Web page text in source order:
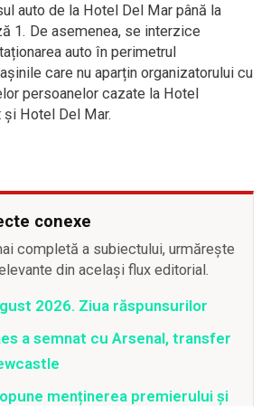
auto de la Hotel Del Mar până la
1. De asemenea, se interzice
auto în perimetrul
care nu aparțin organizatorului cu
persoanelor cazate la Hotel
Hotel Del Mar.
conexe
completă a subiectului, urmărește
din același flux editorial.
2026. Ziua răspunsurilor
a semnat cu Arsenal, transfer
menținerea premierului și